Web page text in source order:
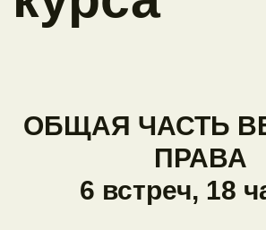
ОБЩАЯ ЧАСТЬ
ПРАВА
6 встреч, 18